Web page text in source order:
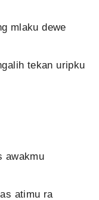
mlaku dewe
tekan uripku
awakmu
atimu ra